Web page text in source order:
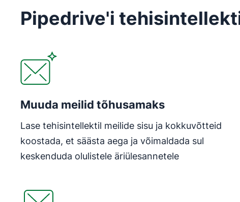
Pipedrive'i
Muuda meilid tõhusamaks
Lase tehisintellektil meilide sisu ja kokkuvõtteid
koostada, et säästa aega ja võimaldada sul
keskenduda olulistele äriülesannetele